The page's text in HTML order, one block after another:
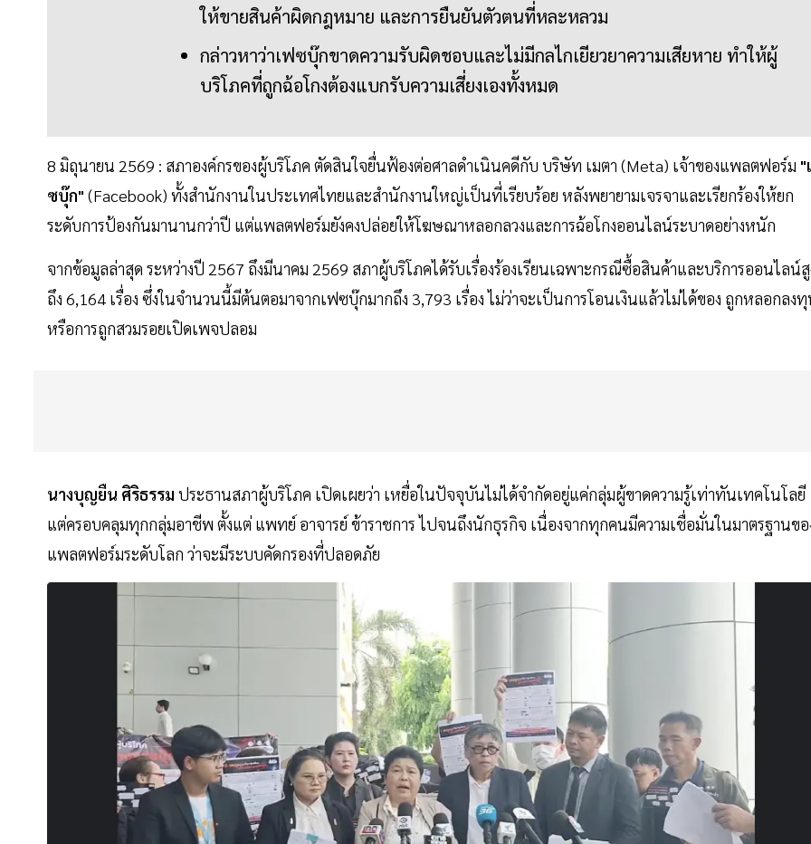
ให้ขายสินค้าผิดกฎหมาย และการยืนยันตัวตนที่หละหลวม
กล่าวหาว่าเฟซบุ๊กขาดความรับผิดชอบและไม่มีกลไกเยียวยาความเสียหาย ทำให้ผู้
บริโภคที่ถูกฉ้อโกงต้องแบกรับความเสี่ยงเองทั้งหมด
8 มิถุนายน 2569 : สภาองค์กรของผู้บริโภค ตัดสินใจยื่นฟ้องต่อศาลดำเนินคดีกับ บริษัท เมตา (Meta) เจ้าของแพลตฟอร์ม "
ซบุ๊ก" (Facebook) ทั้งสำนักงานในประเทศไทยและสำนักงานใหญ่เป็นที่เรียบร้อย หลังพยายามเจรจาและเรียกร้องให้ยก
ระดับการป้องกันมานานกว่าปี แต่แพลตฟอร์มยังคงปล่อยให้โฆษณาหลอกลวงและการฉ้อโกงออนไลน์ระบาดอย่างหนัก
จากข้อมูลล่าสุด ระหว่างปี 2567 ถึงมีนาคม 2569 สภาผู้บริโภคได้รับเรื่องร้องเรียนเฉพาะกรณีซื้อสินค้าและบริการออนไลน์
ถึง 6,164 เรื่อง ซึ่งในจำนวนนี้มีต้นตอมาจากเฟซบุ๊กมากถึง 3,793 เรื่อง ไม่ว่าจะเป็นการโอนเงินแล้วไม่ได้ของ ถูกหลอกลง
หรือการถูกสวมรอยเปิดเพจปลอม
นางบุญยืน ศิริธรรม ประธานสภาผู้บริโภค เปิดเผยว่า เหยื่อในปัจจุบันไม่ได้จำกัดอยู่แค่กลุ่มผู้ขาดความรู้เท่าทันเทคโนโลยี
แต่ครอบคลุมทุกกลุ่มอาชีพ ตั้งแต่ แพทย์ อาจารย์ ข้าราชการ ไปจนถึงนักธุรกิจ เนื่องจากทุกคนมีความเชื่อมั่นในมาตรฐานขอ
แพลตฟอร์มระดับโลก ว่าจะมีระบบคัดกรองที่ปลอดภัย